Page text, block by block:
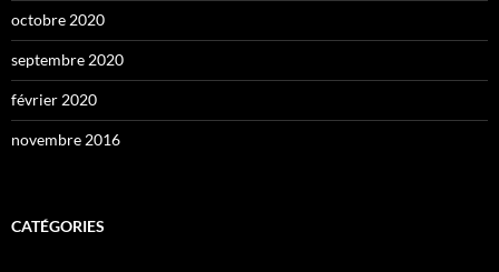
octobre 2020
septembre 2020
février 2020
novembre 2016
CATÉGORIES